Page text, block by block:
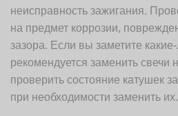
неисправность зажигания.
на предмет коррозии,
зазора. Если вы заметите
рекомендуется заменить свечи
проверить состояние катушек
при необходимости заменить их.